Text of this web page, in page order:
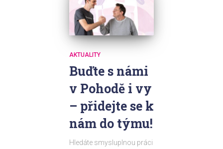
AKTUALITY
Buďte s námi
v Pohodě i vy
– přidejte se k
nám do týmu!
Hledáte smysluplnou práci